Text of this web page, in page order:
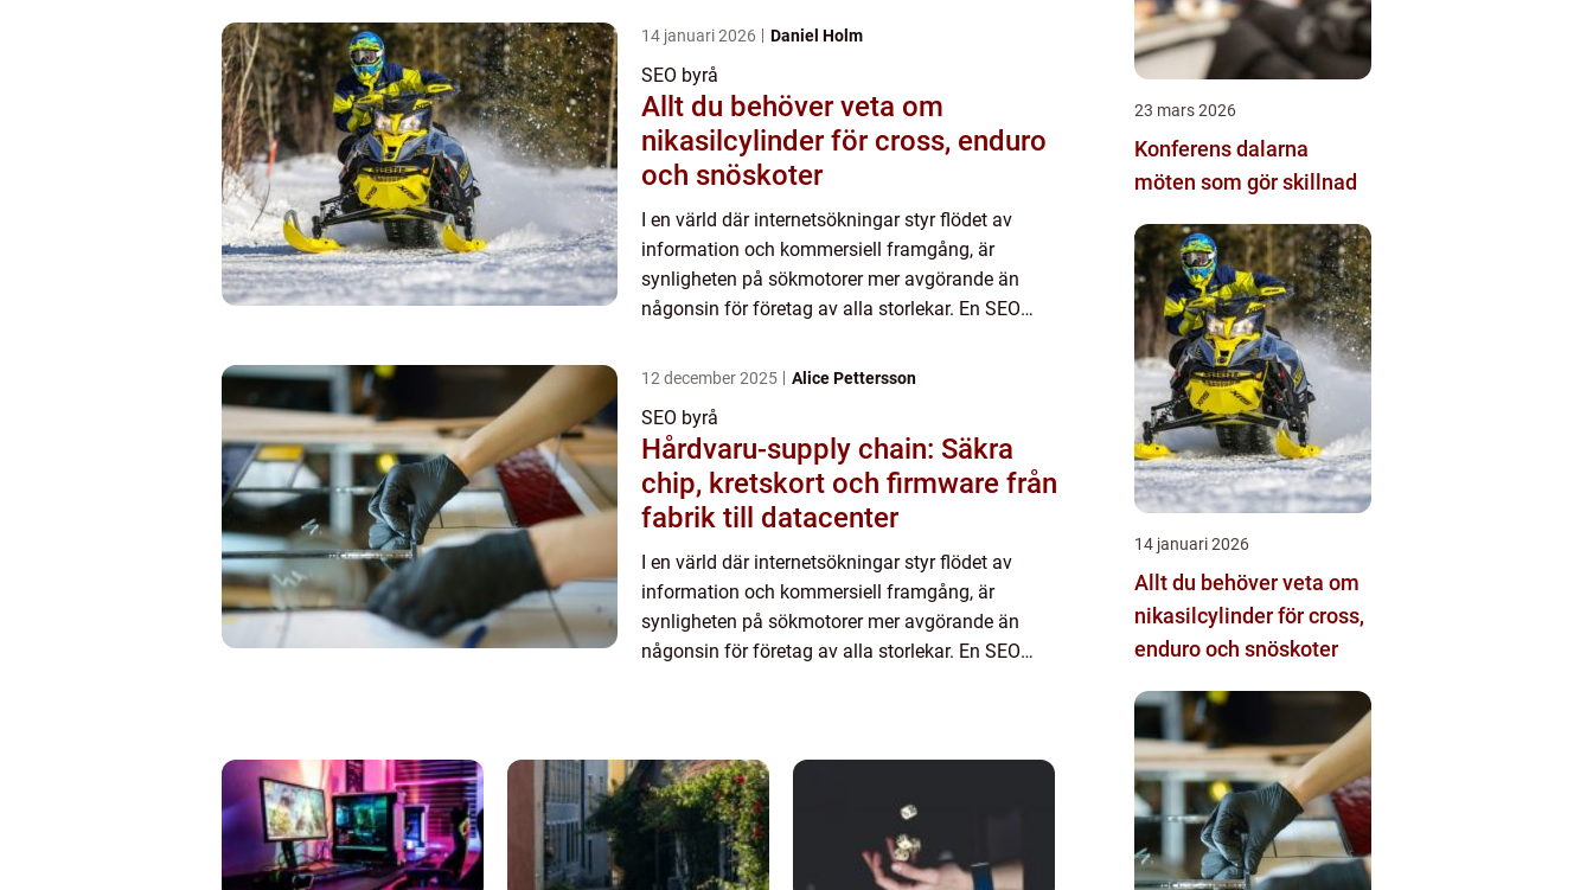
14 januari 2026 Daniel Holm
SEO byrå
Allt du behöver veta om
nikasilcylinder för cross, enduro
och snöskoter
I en värld där internetsökningar styr flödet av
information och kommersiell framgång, är
synligheten på sökmotorer mer avgörande än
någonsin för företag av alla storlekar. En SEO
12 december 2025 Alice Pettersson
SEO byrå
Hårdvaru-supply chain: Säkra
chip, kretskort och firmware från
fabrik till datacenter
I en värld där internetsökningar styr flödet av
information och kommersiell framgång, är
synligheten på sökmotorer mer avgörande än
någonsin för företag av alla storlekar. En SEO
23 mars 2026
Konferens dalarna
möten som gör skillnad
14 januari 2026
Allt du behöver veta om
nikasilcylinder för cross,
enduro och snöskoter